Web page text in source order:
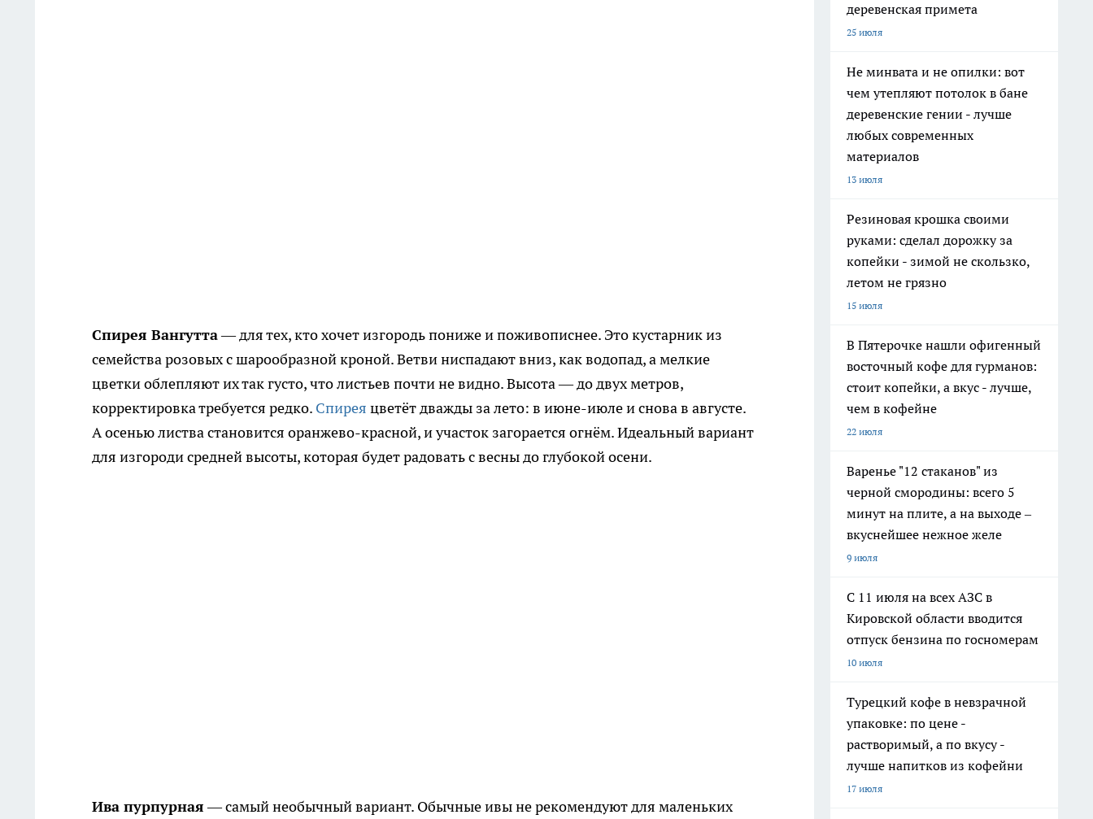
Спирея Вангутта— для тех, кто хочет изгородь пониже и поживописнее. Это кустарник из
семейства розовых с шарообразной кроной. Ветви ниспадают вниз, как водопад, а мелкие
цветки облепляют их так густо, что листьев почти не видно. Высота — до двух метров,
корректировка требуется редко. Спирея цветёт дважды за лето: в июне-июле и снова в августе.
А осенью листва становится оранжево-красной, и участок загорается огнём. Идеальный вариант
для изгороди средней высоты, которая будет радовать с весны до глубокой осени.
Ива пурпурная— самый необычный вариант. Обычные ивы не рекомендуют для маленьких
деревенская примета
25 июля
Не минвата и не опилки: вот
чем утепляют потолок в бане
деревенские гении - лучше
любых современных
материалов
13 июля
Резиновая крошка своими
руками: сделал дорожку за
копейки - зимой не скользко,
летом не грязно
15 июля
В Пятерочке нашли офигенный
восточный кофе для гурманов:
стоит копейки, а вкус - лучше,
чем в кофейне
22 июля
Варенье "12 стаканов" из
черной смородины: всего 5
минут на плите, а на выходе –
вкуснейшее нежное желе
9 июля
С 11 июля на всех АЗС в
Кировской области вводится
отпуск бензина по госномерам
10 июля
Турецкий кофе в невзрачной
упаковке: по цене -
растворимый, а по вкусу -
лучше напитков из кофейни
17 июля